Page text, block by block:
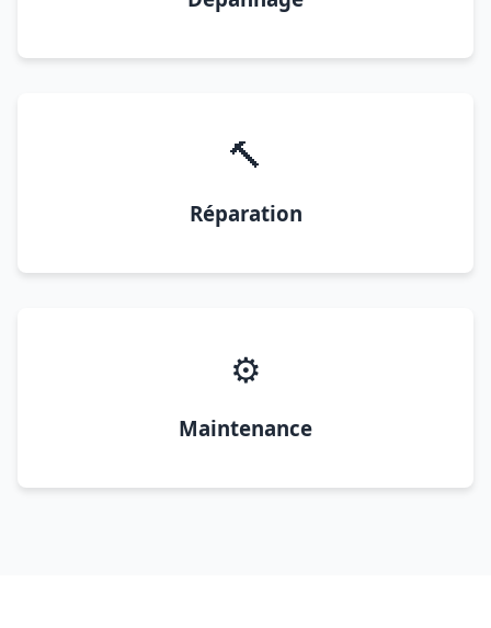
🔨
Réparation
⚙️
Maintenance